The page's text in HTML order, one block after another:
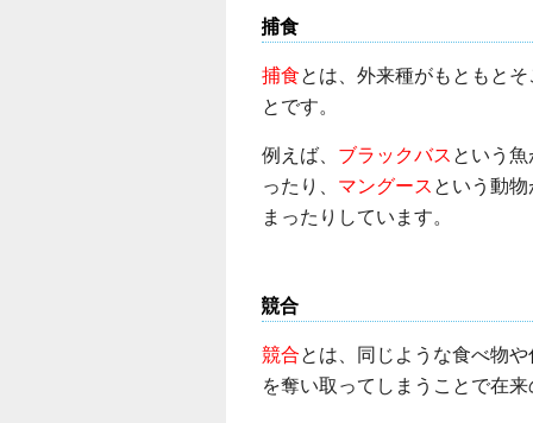
捕食
捕食とは、外来種がもともと
とです。
例えば、 ブラックバス という
ったり、 マングース という動
まったりしています。
競合
競合とは、同じような食べ物
を奪い取ってしまうことで在